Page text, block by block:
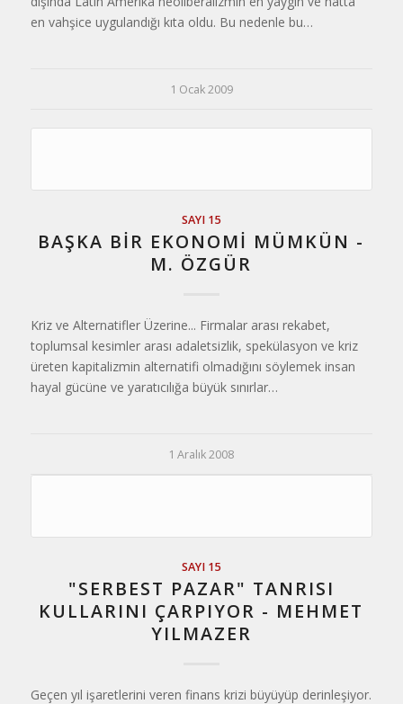
en vahşice uygulandığı kıta oldu. Bu nedenle bu…
1 Ocak 2009
SAYI 15
BAŞKA BIR EKONOMI MÜMKÜN -
M. ÖZGÜR
Kriz ve Alternatifler Üzerine... Firmalar arası rekabet,
toplumsal kesimler arası adaletsizlik, spekülasyon ve kriz
üreten kapitalizmin alternatifi olmadığını söylemek insan
hayal gücüne ve yaratıcılığa büyük sınırlar…
1 Aralık 2008
SAYI 15
"SERBEST PAZAR" TANRISI
KULLARINI ÇARPIYOR - MEHMET
YILMAZER
Geçen yıl işaretlerini veren finans krizi büyüyüp derinleşiyor.